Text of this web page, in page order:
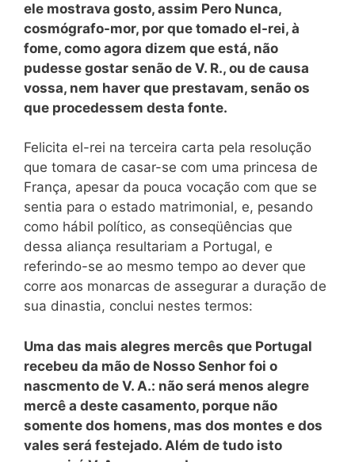
ele mostrava gosto, assim Pero Nunca,
cosmógrafo-mor, por que tomado el-rei, à
fome, como agora dizem que está, não
pudesse gostar senão de V. R., ou de causa
vossa, nem haver que prestavam, senão os
que procedessem desta fonte.
Felicita el-rei na terceira carta pela resolução
que tomara de casar-se com uma princesa de
França, apesar da pouca vocação com que se
sentia para o estado matrimonial, e, pesando
como hábil político, as conseqüências que
dessa aliança resultariam a Portugal, e
referindo-se ao mesmo tempo ao dever que
corre aos monarcas de assegurar a duração de
sua dinastia, conclui nestes termos:
Uma das mais alegres mercês que Portugal
recebeu da mão de Nosso Senhor foi o
nascmento de V. A.: não será menos alegre
mercê a deste casamento, porque não
somente dos homens, mas dos montes e dos
vales será festejado. Além de tudo isto